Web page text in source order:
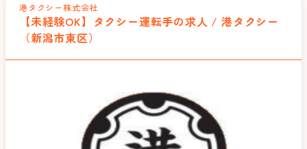
港タクシー株式会社
【未経験OK】タクシー運転手の求人 / 港タクシー
（新潟市東区）